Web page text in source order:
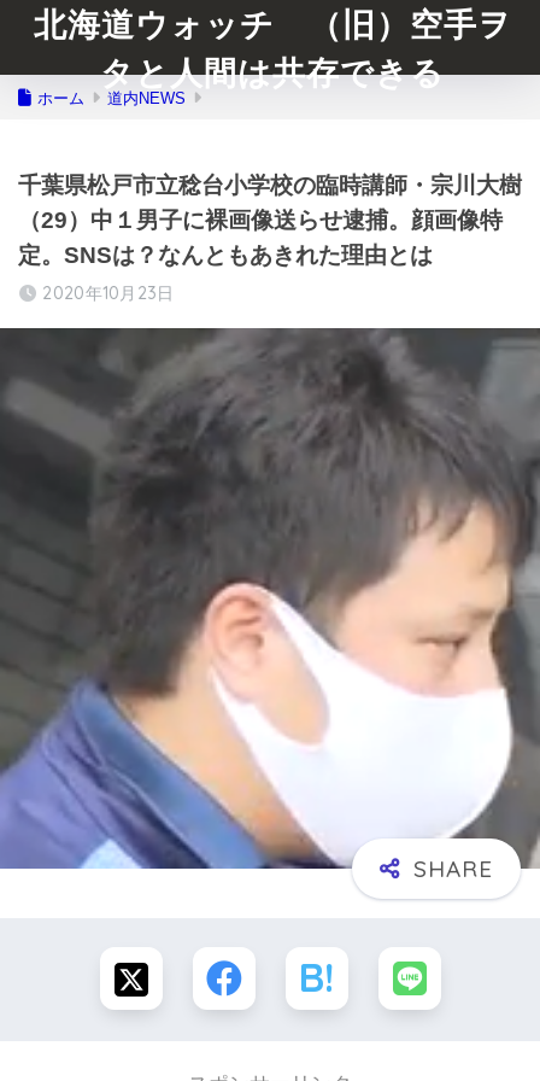
北海道ウォッチ （旧）空手ヲ
タと人間は共存できる
ホーム 道内NEWS
千葉県松戸市立稔台小学校の臨時講師・宗川大樹
（29）中１男子に裸画像送らせ逮捕。顔画像特
定。SNSは？なんともあきれた理由とは
2020年10月23日